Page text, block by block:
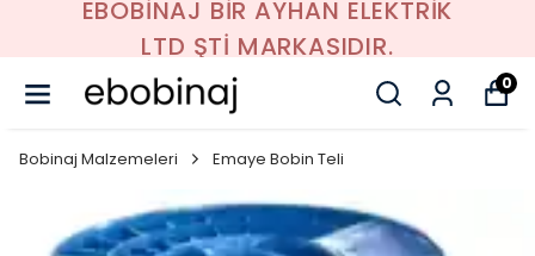
EBOBİNAJ BİR AYHAN ELEKTRİK
LTD ŞTİ MARKASIDIR.
0
Bobinaj Malzemeleri Emaye Bobin Teli